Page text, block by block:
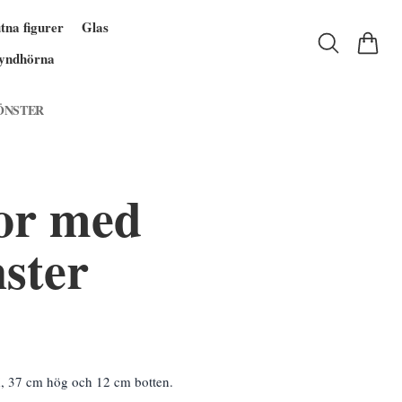
figurer
Glas
med
37 cm hög och 12 cm botten.